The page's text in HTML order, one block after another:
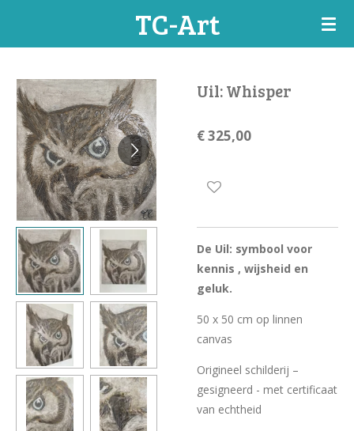
hoofdinhoud
TC-Art
Uil: Whisper
€ 325,00
De Uil: symbool voor
kennis , wijsheid en
geluk.
50 x 50 cm op linnen
canvas
Origineel schilderij –
gesigneerd - met certificaat
van echtheid